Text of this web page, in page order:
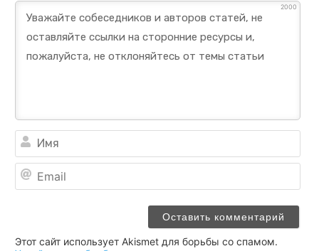
2000
Этот сайт использует Akismet для борьбы со спамом.